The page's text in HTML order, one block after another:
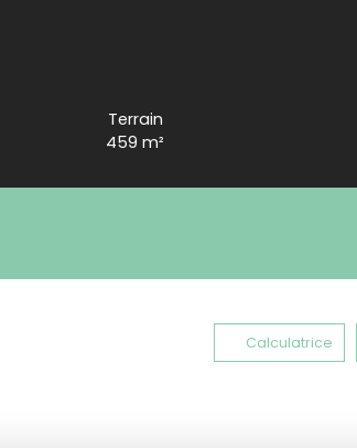
Terrain
459m²
Calculatrice